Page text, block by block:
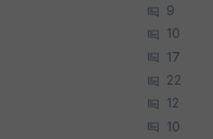
9
10
17
22
12
10